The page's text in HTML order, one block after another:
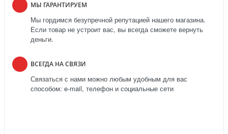
МЫ ГАРАНТИРУЕМ
Мы гордимся безупречной репутацией нашего магазина.
Если товар не устроит вас, вы всегда сможете вернуть
деньги.
ВСЕГДА НА СВЯЗИ
Связаться с нами можно любым удобным для вас
способом: e-mail, телефон и социальные сети